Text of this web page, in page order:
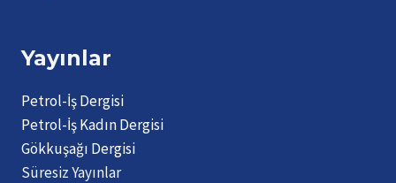
Yayınlar
Petrol-İş Dergisi
Petrol-İş Kadın Dergisi
Gökkuşağı Dergisi
Süresiz Yayınlar